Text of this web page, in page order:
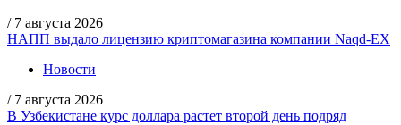
/ 7 августа 2026
НАПП выдало лицензию криптомагазина компании Naqd-EX
Новости
/ 7 августа 2026
В Узбекистане курс доллара растет второй день подряд